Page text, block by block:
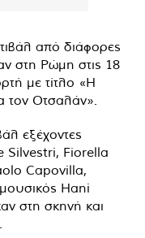
από διάφορες
στη Ρώμη στις 18
με τίτλο «Η
τον Οτσαλάν».
εξέχοντες
Silvestri, Fiorella
Capovilla,
Hani
στη σκηνή και